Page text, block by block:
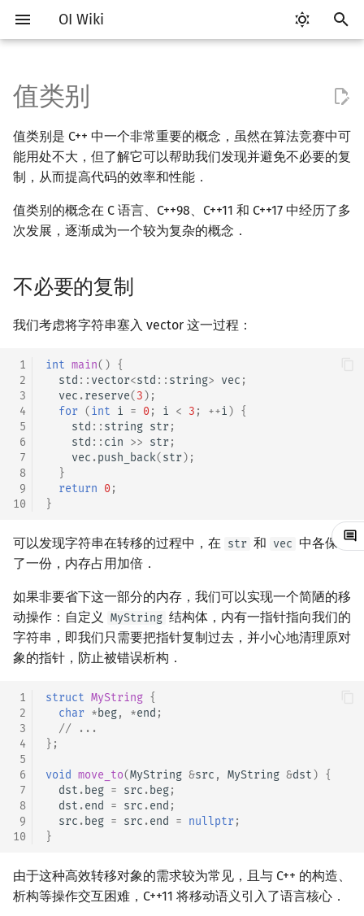
OI Wiki
入
以
开
始
索
Getting Started
关于本项目
OI Wiki 不是什么
镜像站列表
致谢
比赛相关简介
赛事 ICPC/CCPC 赛事与赛制
交互题
学习路线
分段打表
常见技巧
工具软件简介
代码编辑工具 Emacs
Atom
Dev-C++
GUIDE
Sublime Text
CP Editor
Arbiter
CCR Plus
命令行
Special Judge
Testlib
通用
Validator
Polygon
OJ 工具
LaTeX 入门
Git
Hello, World!
C++ 语法基础
运算
循环
结构体
指针
文件操作
C++ 标准库简介
STL 容器 迭代器
关联式容器
bitset
不必要的复制
C 语言中的值类别
复制消除
常见误区
参考文献与推荐阅读
pb_ds 简介
堆
算法基础简介
复杂度 均摊复杂度
模拟
选择排序
插入排序
归并排序
锦标赛排序
Tim 排序
排序相关 STL
前缀和 & 差分
二分
倍增
构造
搜索部分简介
DFS（搜索）
双向搜索
IDA*
回溯法
Dancing Links
Alpha–Beta 剪枝
优化
动态规划部分简介
动态规划基础
背包 DP
状压 DP
数位 DP
插头 DP
计数 DP
动态 DP
概率 DP
DP 套 DP
DP 优化
单调队列/单调栈优化
四边形不等式优化
其它 DP 方法
字符串部分简介
字符串基础
字符串匹配
Boyer–Moore 算法
Z 函数（扩展 KMP）
AC 自动机
后缀数组 (SA)
最优原地后缀排序算法
后缀自动机 (SAM)
后缀平衡树
广义后缀自动机
后缀树
Manacher
回文树
序列自动机
最小表示法
Lyndon 分解
Main–Lorentz 算法
数学部分简介
布尔代数 进位制
格雷码
位操作
置换和排列
弧度制与坐标系
复数
数论
模算术简介
最大公约数
裴蜀定理 & 一次不定方程
中国剩余定理
升幂引理
阶乘取模
离散对数
高次剩余 & 单位根
数论分块
多项式与生成函数
代数基本定理
快速数论变换
多项式多点求值|快速插值
符号化方法
Lagrange 反演
形式幂级数复合|复合逆
组合数学
抽屉原理
斐波那契数列
贝尔数
分拆数
范德蒙德卷积
Pólya 计数
线性代数
向量
矩阵
线性基
Jordan标准型
线性规划
单纯形法
抽象代数
群论
域论
概率论
条件概率与独立性
随机变量的数字特征
博弈论
公平组合游戏
非公平组合游戏
数值算法
数值积分
牛顿迭代法
序理论
杨氏矩阵
数据结构部分简介
栈
链表
并查集复杂度
二叉堆
左偏树
块状数据结构
块状数组
树分块
单调栈
单调队列
ST 表
树状数组
线段树
线段树合并 & 分裂
猫树
Kinetic Tournament Tree
划分树
二叉搜索树 & 平衡树
Treap
WBLT
AVL 树
跳表
可持久化数据结构
可持久化线段树
可持久化平衡树
树套树
平衡树套线段树
树状数组套权值线段树
K-D Tree
动态树
全局平衡二叉树
Top Tree
析合树
图论部分简介
图论相关概念
DFS（图论）
树的直径
树的重心
虚树
树哈希
树上随机游走
拓扑排序
最短路问题
差分约束
同余最短路
生成树问题
最小树形图
斯坦纳树
拆点
连通性相关
双连通分量
圆方树
环计数问题
最小环
2-SAT
欧拉图
哈密顿图
二分图
平面图
弦图
最大流
费用流
二分图最大匹配
一般图最大匹配
计算几何部分简介
二维计算几何基础
距离
扫描线
旋转卡壳
半平面交
平面最近点对
随机增量法
反演变换
计算几何杂项
杂项简介
离散化
离线算法
CDQ 分治
莫队算法
随机化技巧
模拟退火
有限状态自动机
计算理论基础
字节顺序
约瑟夫问题
表达式求值
在一台机器上规划任务
主元素问题
Garsia–Wachs 算法
15-puzzle
Kahan 求和
珂朵莉树/颜色段均摊
空间优化简介
RMQ
并查集应用
线段树与离线询问
值类别
值类别是 C++ 中一个非常重要的概念，虽然在算法竞赛中可
能用处不大，但了解它可以帮助我们发现并避免不必要的复
制，从而提高代码的效率和性能．
值类别的概念在 C 语言、C++98、C++11 和 C++17 中经历了多
次发展，逐渐成为一个较为复杂的概念．
不必要的复制
我们考虑将字符串塞入 vector 这一过程：
1
2
3
4
5
6
7
8
9
10
int main() {
std :: vector<std :: string> vec ;
vec .reserve(3);
for (int i = 0; i < 3 ; ++i) {
std :: string str;
std :: cin >> str;
vec .push_back(str);
}
return 0;
}
可以发现字符串在转移的过程中，在 str 和 vec 中各保存
了一份，内存占用加倍．
如果非要省下这一部分的内存，我们可以实现一个简陋的移
动操作：自定义
MyString 结构体，内有一指针指向我们的
字符串，即我们只需要把指针复制过去，并小心地清理原对
象的指针，防止被错误析构．
1
2
3
4
5
6
7
8
9
10
struct MyString {
char *beg, *end ;
// ...
};
void move_to(MyString &src , MyString &dst) {
dst . beg = src . beg;
dst .end = src .end ;
src . beg = src .end = nullptr;
}
由于这种高效转移对象的需求较为常见，且与 C++ 的构造、
析构等操作交互困难，C++11 将移动语义引入了语言核心．